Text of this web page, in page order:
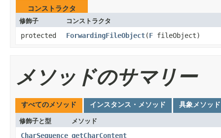
コンストラクタ
修飾子 コンストラクタ
protected ForwardingFileObject​(F fileObject)
メソッドのサマリー
すべてのメソッド インスタンス・メソッド 具象メソッド
修飾子と型 メソッド
CharSequence getCharContent